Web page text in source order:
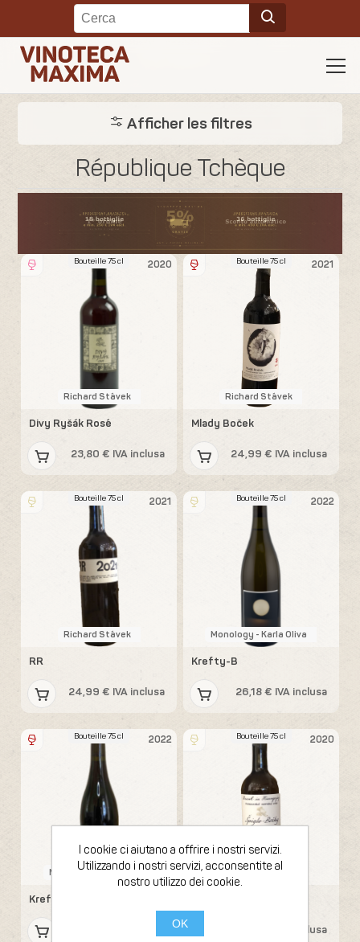
Afficher les filtres
République Tchèque
2020
Bouteille 75 cl
Richard Stávek
Divy Ryšák Rosé
23,80 € IVA inclusa
2021
Bouteille 75 cl
Richard Stávek
Mlady Boček
24,99 € IVA inclusa
2021
Bouteille 75 cl
Richard Stávek
RR
24,99 € IVA inclusa
2022
Bouteille 75 cl
Monology - Karla Oliva
Krefty-B
26,18 € IVA inclusa
2022
Bouteille 75 cl
Monology - Karla Oliva
Krefty-C
2020
Bouteille 75 cl
Richard Stávek
27,37 € IVA inclusa
I cookie ci aiutano a offrire i nostri servizi.
Utilizzando i nostri servizi, acconsentite al
nostro utilizzo dei cookie.
OK